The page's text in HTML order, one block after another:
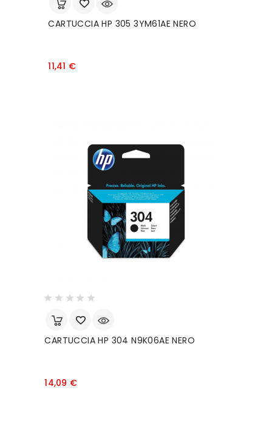
CARTUCCIA HP 305 3YM61AE NERO
11,41 €Prezzo
CARTUCCIA HP 304 N9K06AE NERO
14,09 €Prezzo